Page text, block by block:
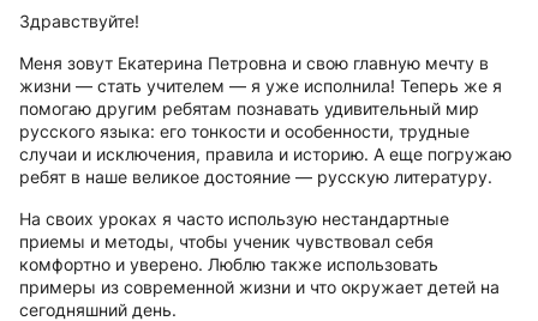
Здравствуйте!
Меня зовут Екатерина Петровна и свою главную мечту в
жизни — стать учителем — я уже исполнила! Теперь же я
помогаю другим ребятам познавать удивительный мир
русского языка: его тонкости и особенности, трудные
случаи и исключения, правила и историю. А еще погружаю
ребят в наше великое достояние — русскую литературу.
На своих уроках я часто использую нестандартные
приемы и методы, чтобы ученик чувствовал себя
комфортно и уверено. Люблю также использовать
примеры из современной жизни и что окружает детей на
сегодняшний день.